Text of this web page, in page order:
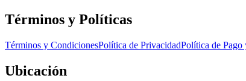
Términos y Políticas
Términos y CondicionesPolítica de PrivacidadPolítica de Pago
Ubicación